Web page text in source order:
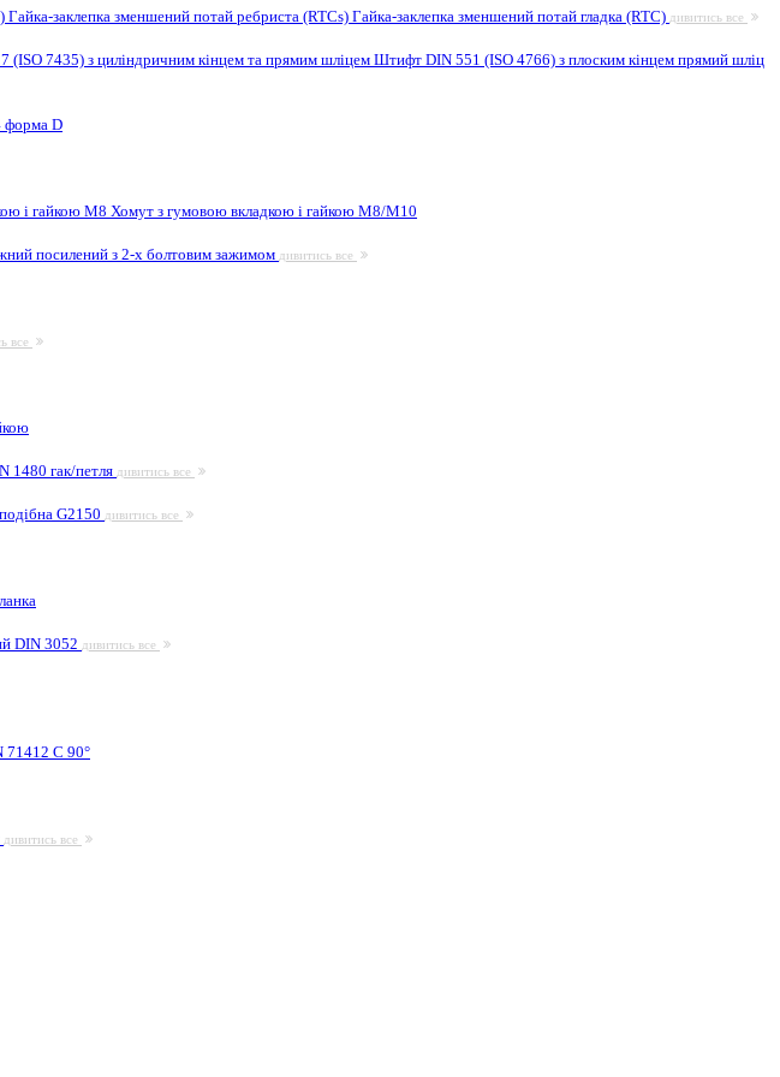
Гайка-заклепка зменшений потай ребриста (RTCs) Гайка-заклепка зменшений потай гладка (RTC) дивитись все
(ISO 7435) з циліндричним кінцем та прямим шліцем Штифт DIN 551 (ISO 4766) з плоским кінцем прямий шліц
форма D
і гайкою M8 Хомут з гумовою вкладкою і гайкою М8/M10
посилений з 2-х болтовим зажимом дивитись все
все
1480 гак/петля дивитись все
G2150 дивитись все
DIN 3052 дивитись все
71412 C 90°
дивитись все